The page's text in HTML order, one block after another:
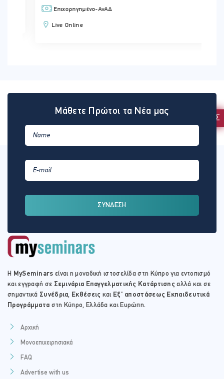
Επιχορηγημένο-ΑνΑΔ
Live Online
ΕΚΔΗΛΩΣΗ ΕΝΔΙΑΦΕΡΟΝΤΟΣ
Μάθετε Πρώτοι τα Νέα μας
ΣΥΝΔΕΣΗ
Η MySeminars είναι η μοναδική ιστοσελίδα στη Κύπρο για εντοπισμό
και εγγραφή σε Σεμινάρια Επαγγελματικής Κατάρτισης αλλά και σε
σημαντικά Συνέδρια, Εκθέσεις και Εξ' αποστάσεως Εκπαιδευτικά
Προγράμματα στη Κύπρο, Ελλάδα και Ευρώπη.
Αρχική
Μονοεπιχειρησιακά
FAQ
Advertise with us